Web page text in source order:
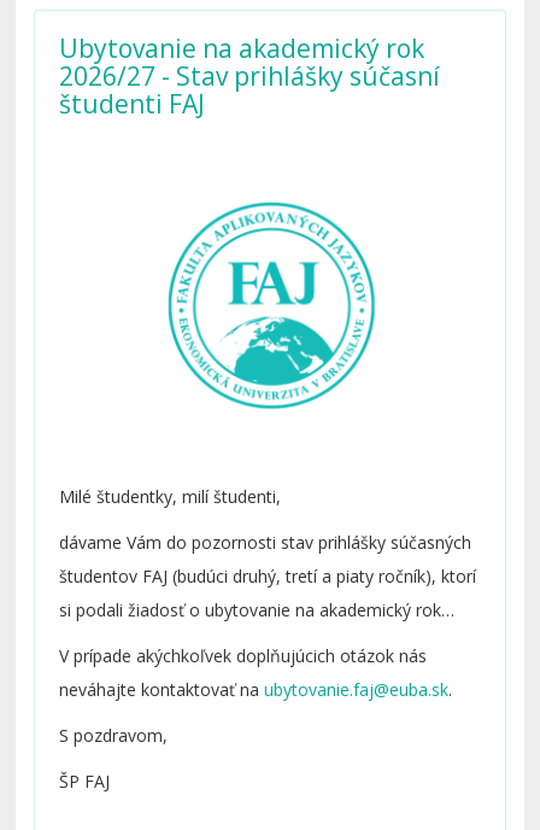
Ubytovanie na akademický rok
2026/27 - Stav prihlášky súčasní
študenti FAJ
Milé študentky, milí študenti,
dávame Vám do pozornosti stav prihlášky súčasných
študentov FAJ (budúci druhý, tretí a piaty ročník), ktorí
si podali žiadosť o ubytovanie na akademický rok
2026/2027:
Ubytovanie 2026/27 - stav prihlášky
súčasní študenti .
V prípade akýchkoľvek doplňujúcich otázok nás
neváhajte kontaktovať na
.
S pozdravom,
ŠP FAJ